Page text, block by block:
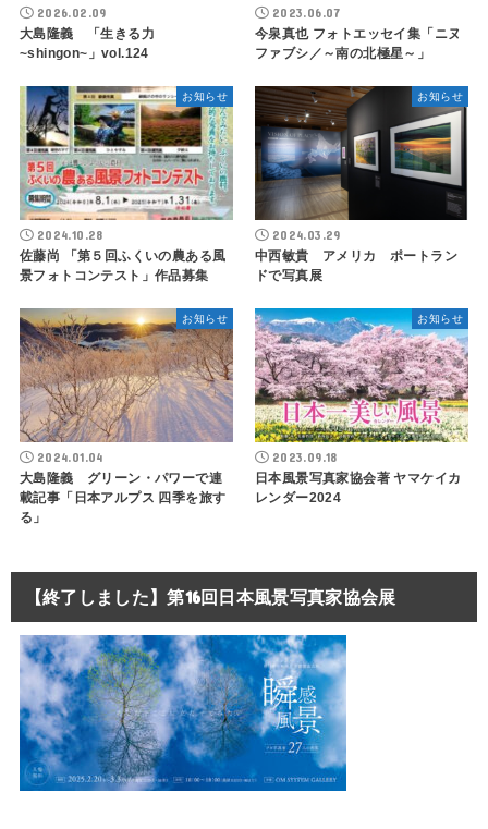
2026.02.09
大島隆義 「生きる力
~shingon~」vol.124
2023.06.07
今泉真也 フォトエッセイ集「ニヌ
ファブシ／～南の北極星～」
お知らせ
2024.10.28
佐藤尚 「第５回ふくいの農ある風
景フォトコンテスト」作品募集
お知らせ
2024.03.29
中西敏貴 アメリカ ポートラン
ドで写真展
お知らせ
2024.01.04
大島隆義 グリーン・パワーで連
載記事「日本アルプス 四季を旅す
る」
お知らせ
2023.09.18
日本風景写真家協会著 ヤマケイカ
レンダー2024
【終了しました】第16回日本風景写真家協会展